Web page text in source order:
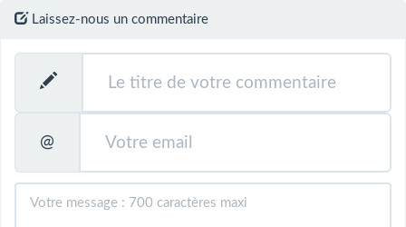
Laissez-nous un commentaire
@